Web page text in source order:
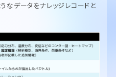
データをナレッジレコードと